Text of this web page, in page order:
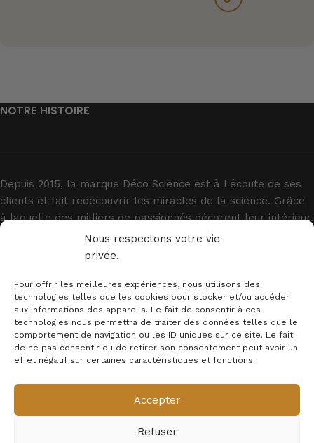
Nous respectons votre vie
privée.
Pour offrir les meilleures expériences, nous utilisons des
technologies telles que les cookies pour stocker et/ou accéder
aux informations des appareils. Le fait de consentir à ces
technologies nous permettra de traiter des données telles que le
comportement de navigation ou les ID uniques sur ce site. Le fait
de ne pas consentir ou de retirer son consentement peut avoir un
effet négatif sur certaines caractéristiques et fonctions.
Accepter
Refuser
NOTRE HISTOIRE
Depuis 2015, la marque Déco Science est à l'écoute de ses
clients et fait redécouvrir les miracles de la science. Grâce
à laquelle des milliers de passionnés décorent leur intérieur.
INFORMATIONS
MENTION LEGALES
Newsletter
© 2025 - Déco Science